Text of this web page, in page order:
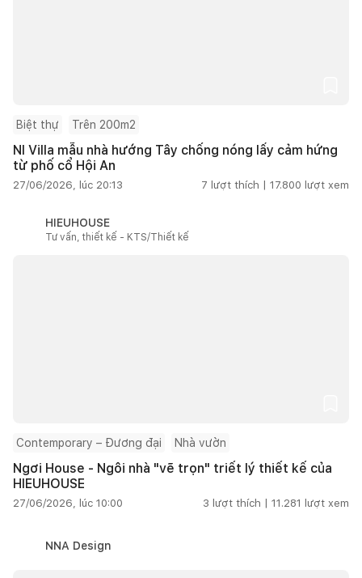
Biệt thự Trên 200m2
NI Villa mẫu nhà hướng Tây chống nóng lấy cảm hứng
từ phố cổ Hội An
27/06/2026, lúc 20:13 7 lượt thích | 17.800 lượt xem
HIEUHOUSE
Tư vấn, thiết kế - KTS/Thiết kế
Contemporary – Đương đại Nhà vườn
Ngơi House - Ngôi nhà "vẽ trọn" triết lý thiết kế của
HIEUHOUSE
27/06/2026, lúc 10:00 3 lượt thích | 11.281 lượt xem
NNA Design